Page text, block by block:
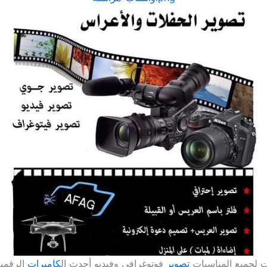
لجميع المناسبات تصوير فوتوغرافي وفيديو أحدث الكاميرات